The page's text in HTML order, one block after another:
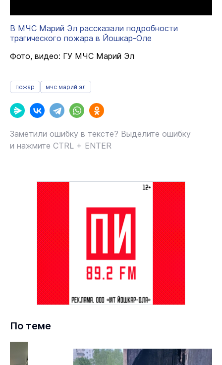
В МЧС Марий Эл рассказали подробности
трагического пожара в Йошкар-Оле
Фото, видео: ГУ МЧС Марий Эл
пожар мчс марий эл
Заметили ошибку в тексте? Выделите ошибку
и нажмите CTRL + ENTER
По теме